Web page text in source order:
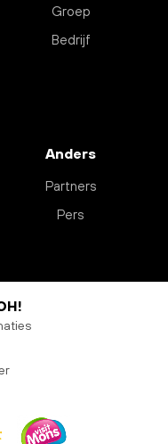
Groep
Bedrijf
Anders
Partners
Pers